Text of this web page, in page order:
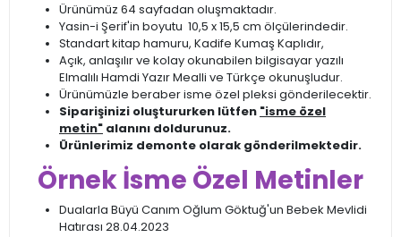
Ürünümüz 64 sayfadan oluşmaktadır.
Yasin-i Şerif'in boyutu 10,5 x 15,5 cm ölçülerindedir.
Standart kitap hamuru, Kadife Kumaş Kaplıdır,
Açık, anlaşılır ve kolay okunabilen bilgisayar yazılı
Elmalılı Hamdi Yazır Mealli ve Türkçe okunuşludur.
Ürünümüzle beraber isme özel pleksi gönderilecektir.
Siparişinizi oluştururken lütfen "isme özel
metin" alanını doldurunuz.
Ürünlerimiz demonte olarak gönderilmektedir.
Örnek İsme Özel Metinler
Dualarla Büyü Canım Oğlum Göktuğ'un Bebek Mevlidi
Hatırası 28.04.2023